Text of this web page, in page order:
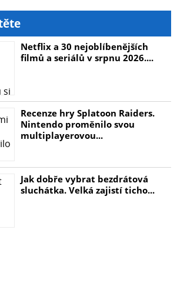
Netflix a 30 nejoblíbenějších
filmů a seriálů v srpnu 2026....
Recenze hry Splatoon Raiders.
Nintendo proměnilo svou
multiplayerovou...
Jak dobře vybrat bezdrátová
sluchátka. Velká zajistí ticho...